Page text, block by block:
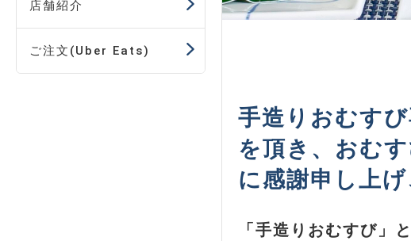
店舗紹介
ご注文(Uber Eats)
手造りおむす
を頂き、おむ
に感謝申し上
「手造りおむすび」